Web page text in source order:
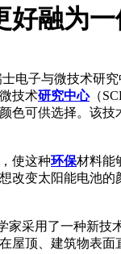
好融为一
子与微技术研究
技术研究中心（
色可供选择。该技
使这种环保材料能
变太阳能电池
家采用了一种新
屋顶、建筑物表